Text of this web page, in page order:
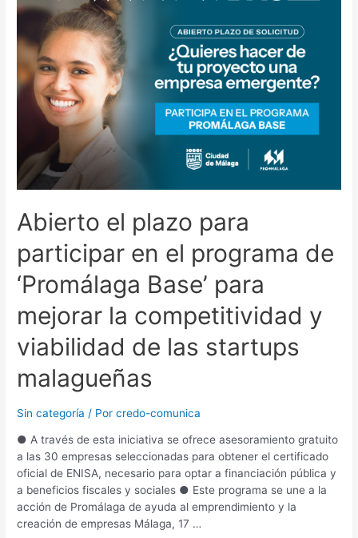
Abierto el plazo para
participar en el programa de
‘Promálaga Base’ para
mejorar la competitividad y
viabilidad de las startups
malagueñas
Sin categoría / Porcredo-comunica
● A través de esta iniciativa se ofrece asesoramiento gratuito
a las 30 empresas seleccionadas para obtener el certificado
oficial de ENISA, necesario para optar a financiación pública y
a beneficios fiscales y sociales ● Este programa se une a la
acción de Promálaga de ayuda al emprendimiento y la
creación de empresas Málaga, 17 …